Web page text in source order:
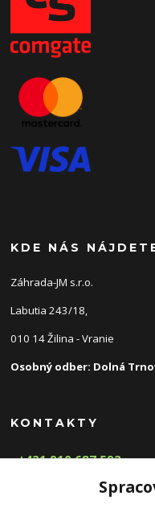
KDE NÁS
Záhrada-JM s.r.o.
Labutia 243/18,
010 14 Žilina - Vranie
Osobný odber: Dolná
KONTAKTY
+421 910 687 592